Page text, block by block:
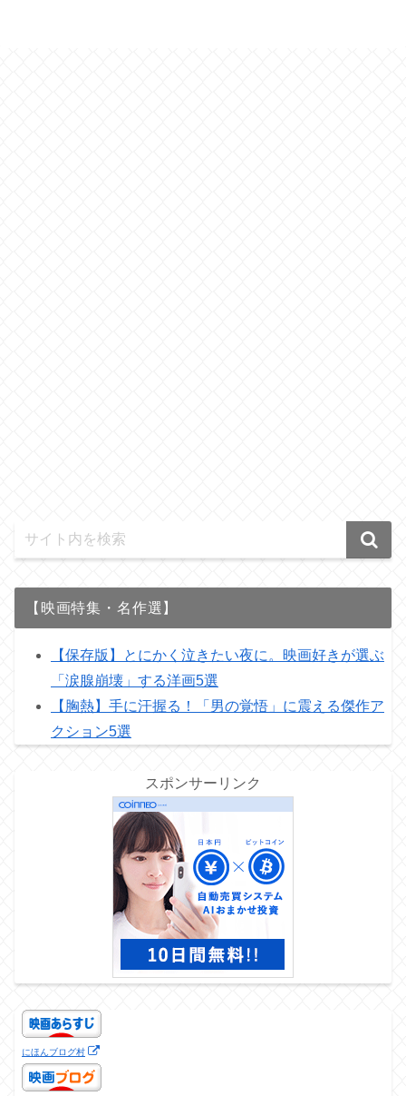
【映画特集・名作選】
【保存版】とにかく泣きたい夜に。映画好きが選ぶ
「涙腺崩壊」する洋画5選
【胸熱】手に汗握る！「男の覚悟」に震える傑作ア
クション5選
スポンサーリンク
にほんブログ村